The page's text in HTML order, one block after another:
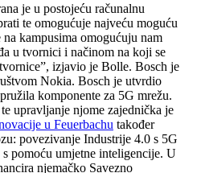
je u postojeću računalnu
te omogućuje najveću moguću
kampusima omogućuju nam
u tvornici i načinom na koji se
izjavio je Bolle. Bosch je
Nokia. Bosch je utvrdio
komponente za 5G mrežu.
upravljanje njome zajednička je
u Feuerbachu također
povezivanje Industrije 4.0 s 5G
pomoću umjetne inteligencije. U
njemačko Savezno